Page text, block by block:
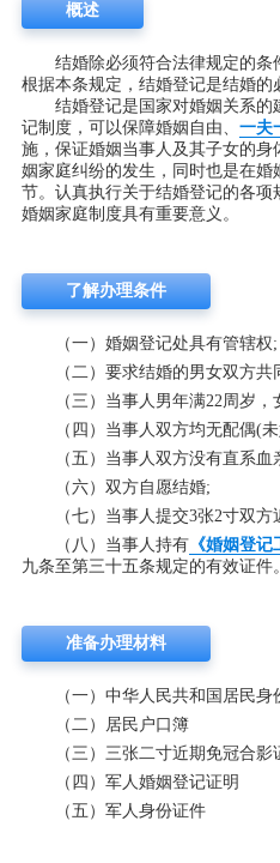
概述
结婚除必须符合法律规定的条
根据本条规定，结婚登记是结婚的
结婚登记是国家对婚姻关系
记制度，可以保障婚姻自由、 一夫
施，保证婚姻当事人及其子女的
姻家庭纠纷的发生，同时也是在
节。认真执行关于结婚登记的各项
婚姻家庭制度具有重要意义。
了解办理条件
（一）婚姻登记处具有管辖权;
（二）要求结婚的男女双方
（三）当事人男年满22周岁，
（四）当事人双方均无配偶(
（五）当事人双方没有直系
（六）双方自愿结婚;
（七）当事人提交3张2寸双
（八）当事人持有《婚姻登记
九条至第三十五条规定的有效证件。
准备办理材料
（一）中华人民共和国居民身
（二）居民户口簿
（三）三张二寸近期免冠合影
（四）军人婚姻登记证明
（五）军人身份证件